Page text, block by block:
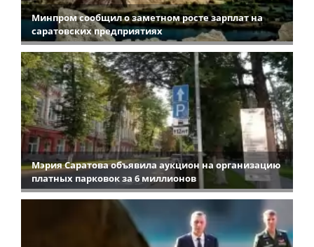
Минпром сообщил о заметном росте зарплат на
саратовских предприятиях
Мэрия Саратова объявила аукцион на организацию
платных парковок за 6 миллионов